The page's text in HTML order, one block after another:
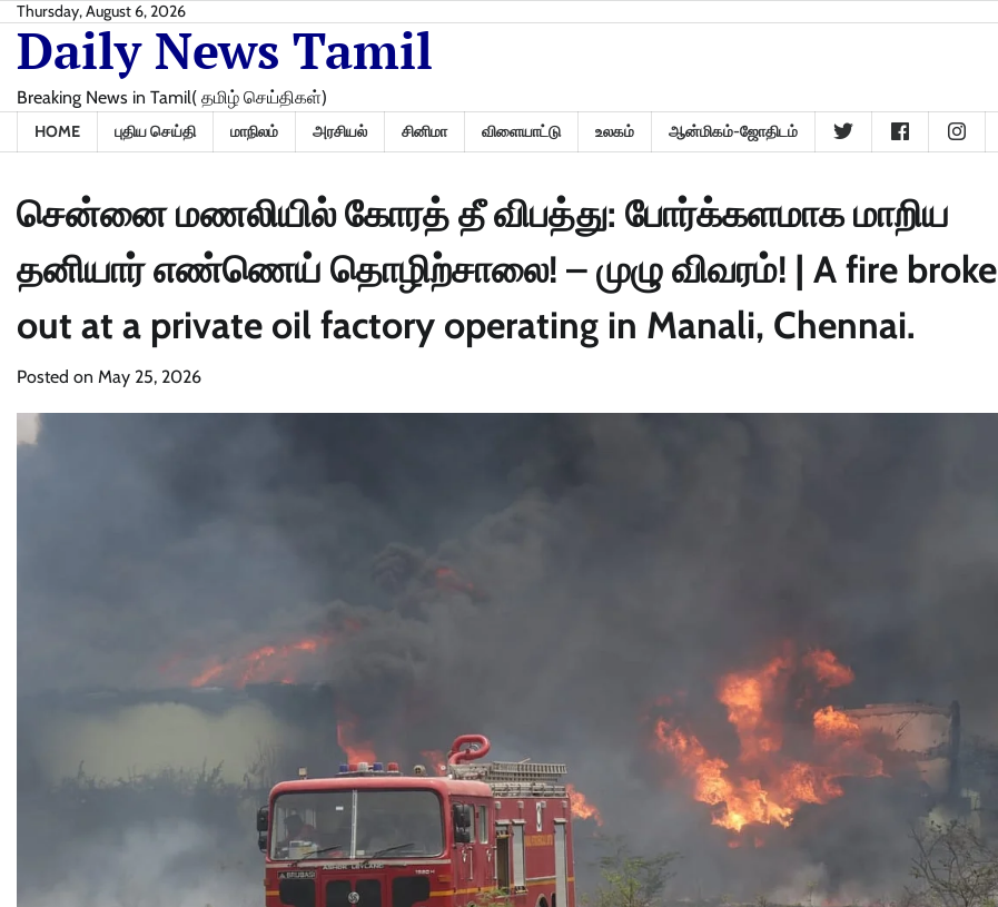
Skip
content
Thursday, August 6, 2026
Daily News Tamil
Breaking News in Tamil( தமிழ் செய்திகள்)
HOME புதிய செய்தி மாநிலம் அரசியல் சினிமா விளையாட்டு உலகம் ஆன்மிகம்-ஜோதிடம்
சென்னை மணலியில் கோரத் தீ விபத்து: போர்க்களமாக மாறிய
தனியார் எண்ணெய் தொழிற்சாலை! – முழு விவரம்! | A fire broke
out at a private oil factory operating in Manali, Chennai.
Posted on May 25, 2026